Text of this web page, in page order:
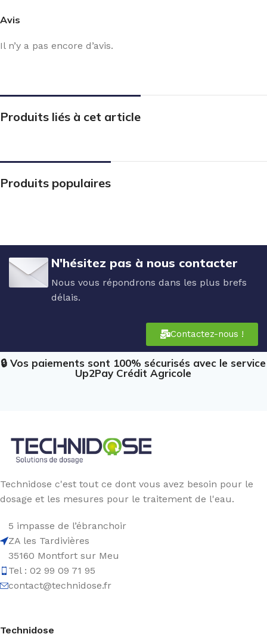
Avis
Il n’y a pas encore d’avis.
Produits liés à cet article
Produits populaires
N'hésitez pas à nous contacter
Nous vous répondrons dans les plus brefs
délais.
Contactez-nous !
🔒 Vos paiements sont 100% sécurisés avec le service
Up2Pay Crédit Agricole
Technidose c'est tout ce dont vous avez besoin pour le
dosage et les mesures pour le traitement de l'eau.
5 impasse de l’ébranchoir
ZA les Tardivières
35160 Montfort sur Meu
Tel : 02 99 09 71 95
contact@technidose.fr
Technidose